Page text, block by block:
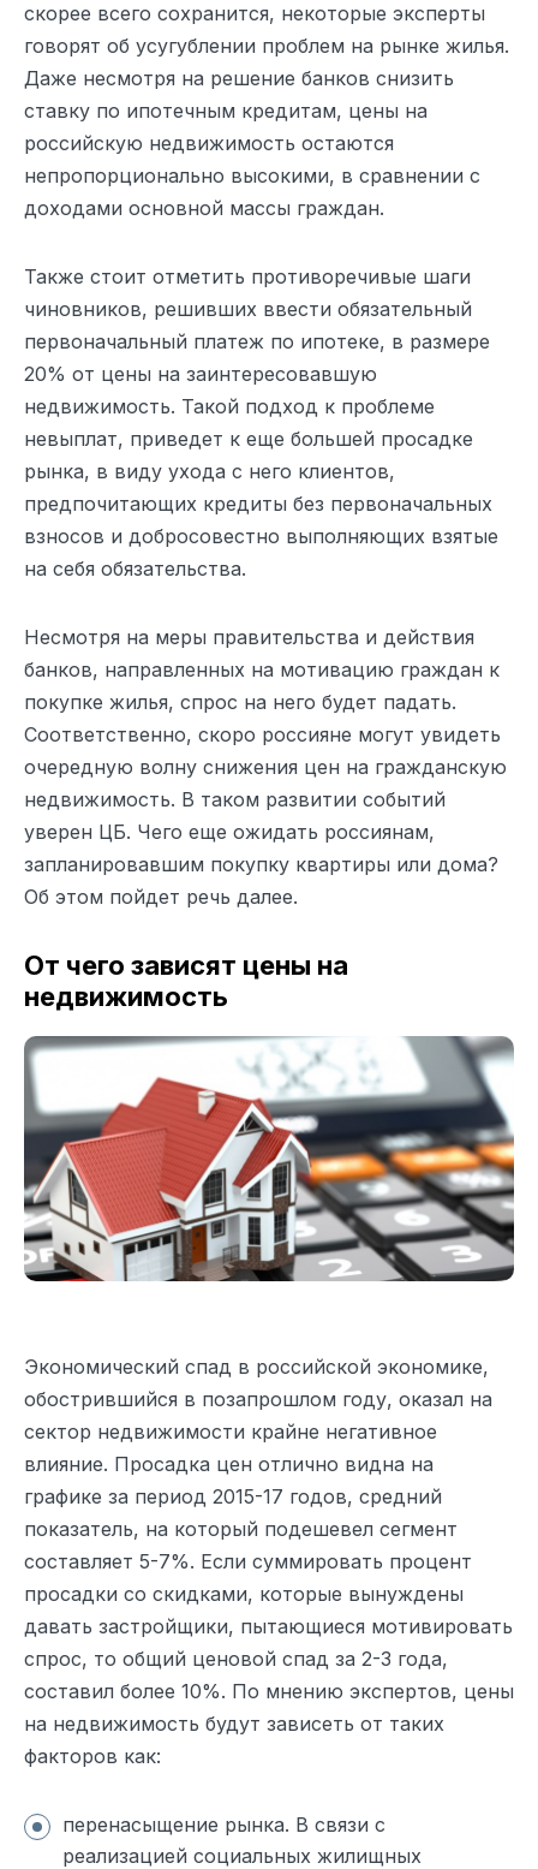
скорее всего сохранится, некоторые эксперты
говорят об усугублении проблем на рынке жилья.
Даже несмотря на решение банков снизить
ставку по ипотечным кредитам, цены на
российскую недвижимость остаются
непропорционально высокими, в сравнении с
доходами основной массы граждан.
Также стоит отметить противоречивые шаги
чиновников, решивших ввести обязательный
первоначальный платеж по ипотеке, в размере
20% от цены на заинтересовавшую
недвижимость. Такой подход к проблеме
невыплат, приведет к еще большей просадке
рынка, в виду ухода с него клиентов,
предпочитающих кредиты без первоначальных
взносов и добросовестно выполняющих взятые
на себя обязательства.
Несмотря на меры правительства и действия
банков, направленных на мотивацию граждан к
покупке жилья, спрос на него будет падать.
Соответственно, скоро россияне могут увидеть
очередную волну снижения цен на гражданскую
недвижимость. В таком развитии событий
уверен ЦБ. Чего еще ожидать россиянам,
запланировавшим покупку квартиры или дома?
Об этом пойдет речь далее.
От чего зависят цены на
недвижимость
Экономический спад в российской экономике,
обострившийся в позапрошлом году, оказал на
сектор недвижимости крайне негативное
влияние. Просадка цен отлично видна на
графике за период 2015-17 годов, средний
показатель, на который подешевел сегмент
составляет 5-7%. Если суммировать процент
просадки со скидками, которые вынуждены
давать застройщики, пытающиеся мотивировать
спрос, то общий ценовой спад за 2-3 года,
составил более 10%. По мнению экспертов, цены
на недвижимость будут зависеть от таких
факторов как:
перенасыщение рынка. В связи с
реализацией социальных жилищных